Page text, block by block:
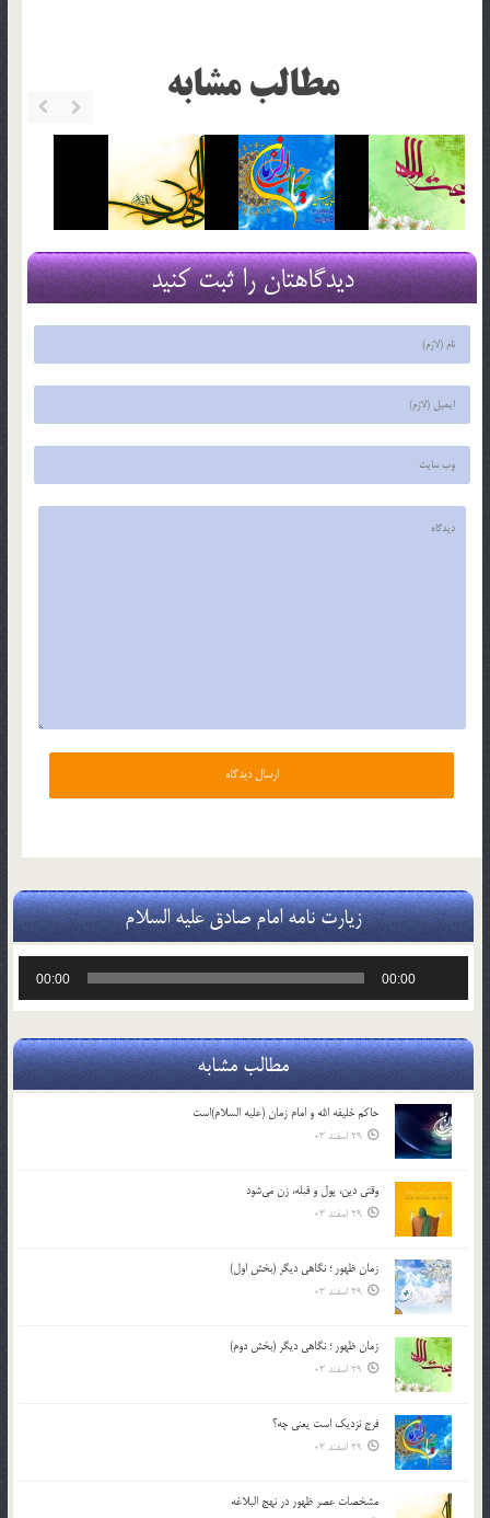
مطالب مشابه
دیدگاهتان را ثبت کنید
زیارت نامه امام صادق علیه السلام
00:00
00:00
مطالب مشابه
حاکم خليفه الله و امام زمان (علیه السلام)است
29 اسفند 03
وقتی دین، پول و قبله، زن می‌شود
29 اسفند 03
زمان ظهور ؛ نگاهی دیگر (بخش اول)
29 اسفند 03
زمان ظهور ؛ نگاهی دیگر (بخش دوم)
29 اسفند 03
فرج نزدیک است یعنی چه؟
29 اسفند 03
مشخصات عصر ظهور در نهج البلاغه